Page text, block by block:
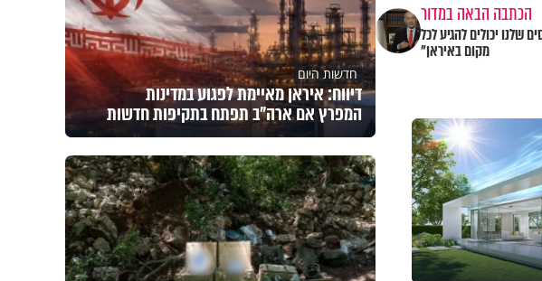
הכתבה הבאה במדור
שלנו יכולים להגיע לכל
מקום באיראן”
חדשות היום
דיווח: איראן מאיימת לפגוע במדינות
המפרץ אם ארה"ב תפתח בתקיפות חדשות